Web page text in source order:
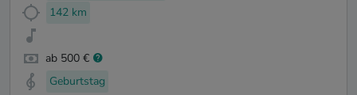
142 km
ab 500 €
Geburtstag